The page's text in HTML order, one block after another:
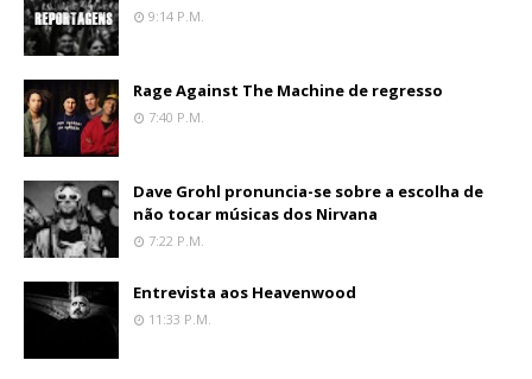
9:14 P.m.
Rage Against The Machine de regresso
7:40 P.m.
Dave Grohl pronuncia-se sobre a escolha de
não tocar músicas dos Nirvana
7:22 P.m.
Entrevista aos Heavenwood
11:33 P.m.